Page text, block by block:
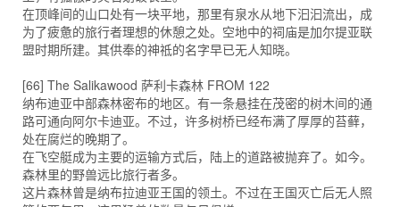
在顶峰间的山口处有一块平地，那里有泉水从地下汩汩流出，成
为了疲惫的旅行者理想的休憩之处。空地中的祠庙是加尔提亚联
盟时期所建。其供奉的神祗的名字早已无人知晓。
[66] The Salikawood 萨利卡森林 FROM 122
纳布迪亚中部森林密布的地区。有一条悬挂在茂密的树木间的通
路可通向阿尔卡迪亚。不过，许多树桥已经布满了厚厚的苔藓，
处在腐烂的晚期了。
在飞空艇成为主要的运输方式后，陆上的道路被抛弃了。如今。
森林里的野兽远比旅行者多。
这片森林曾是纳布拉迪亚王国的领土。不过在王国灭亡后无人照